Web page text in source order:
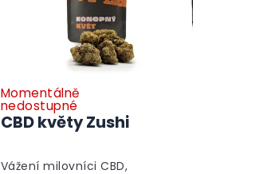
CBD květy Zushi
Momentálně
nedostupné
Vážení milovníci CBD,